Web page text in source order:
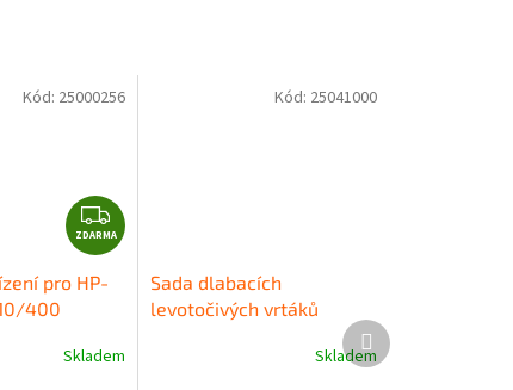
Z
D
A
ZDARMA
pro HP-
400
Skladem
Kód: 25000256
Sada dlabacích
levotočivých vrtáků
Skladem
Kód: 25041000
Další
produkt